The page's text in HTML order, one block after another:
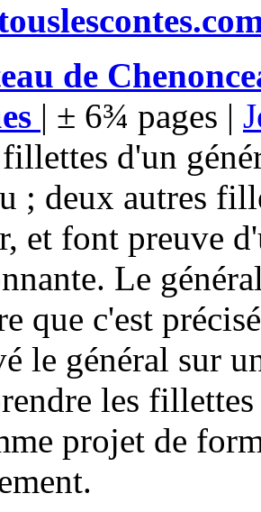
de
| ± 6¾ pages |
d'un
; deux autres
et font preuve
Le
que c'est
le général sur
les
projet de